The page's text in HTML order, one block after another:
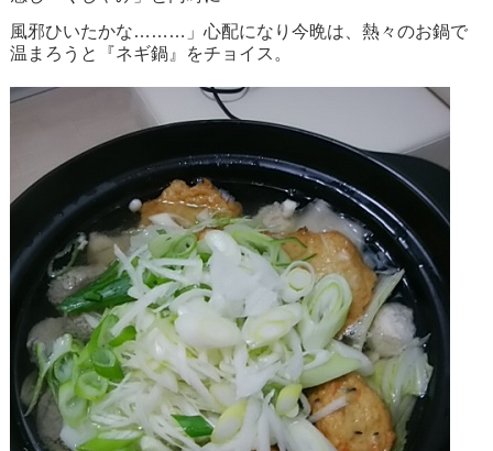
風邪ひいたかな………」心配になり今晩は、熱々のお鍋で
温まろうと『ネギ鍋』をチョイス。